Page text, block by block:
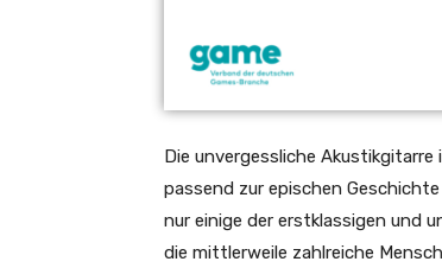
Die unvergessliche Akustikgitarre
passend zur epischen Geschichte
nur einige der erstklassigen und
die mittlerweile zahlreiche